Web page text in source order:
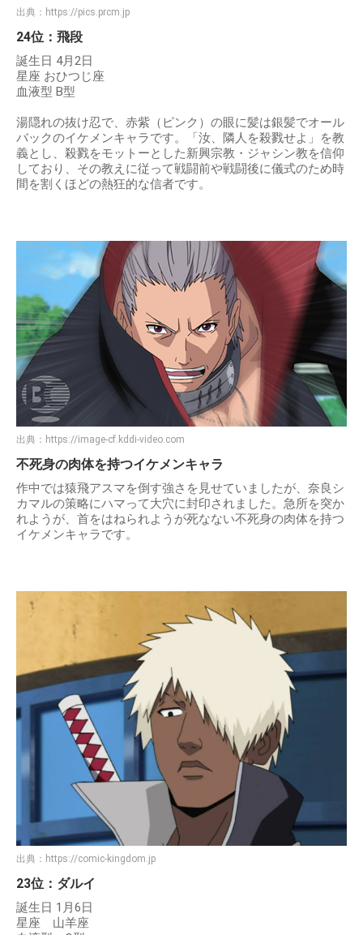
出典： https://pics.prcm.jp
24位：飛段
誕生日 4月2日
星座 おひつじ座
血液型 B型
湯隠れの抜け忍で、赤紫（ピンク）の眼に髪は銀髪でオール
バックのイケメンキャラです。「汝、隣人を殺戮せよ」を教
義とし、殺戮をモットーとした新興宗教・ジャシン教を信仰
しており、その教えに従って戦闘前や戦闘後に儀式のため時
間を割くほどの熱狂的な信者です。
出典： https://image-cf.kddi-video.com
不死身の肉体を持つイケメンキャラ
作中では猿飛アスマを倒す強さを見せていましたが、奈良シ
カマルの策略にハマって大穴に封印されました。急所を突か
れようが、首をはねられようが死なない不死身の肉体を持つ
イケメンキャラです。
出典： https://comic-kingdom.jp
23位：ダルイ
誕生日 1月6日
星座 山羊座